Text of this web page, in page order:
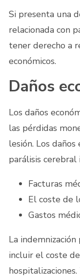
Si presenta una
relacionada con
tener derecho a
económicos.
Daños
Los daños
las pérdidas
lesión. Los
parálisis cerebral
Facturas
El coste de
Gastos
La
incluir el coste